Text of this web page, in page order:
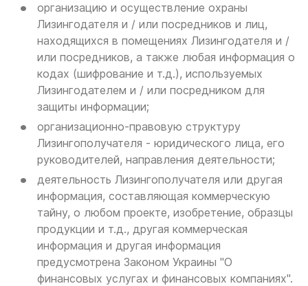
организацию и осуществление охраны
Лизингодателя и / или посредников и лиц,
находящихся в помещениях Лизингодателя и /
или посредников, а также любая информация о
кодах (шифрование и т.д.), используемых
Лизингодателем и / или посредником для
защиты информации;
организационно-правовую структуру
Лизингополучателя - юридического лица, его
руководителей, направления деятельности;
деятельность Лизингополучателя или другая
информация, составляющая коммерческую
тайну, о любом проекте, изобретение, образцы
продукции и т.д., другая коммерческая
информация и другая информация
предусмотрена Законом Украины "О
финансовых услугах и финансовых компаниях".